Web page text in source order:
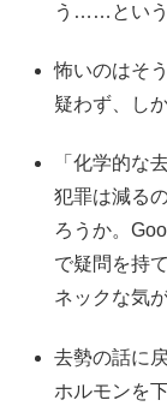
う……という
怖いのはそ
疑わず、し
「化学的な
犯罪は減る
ろうか。
で疑問を持
ネックな気
去勢の話に
ホルモンを